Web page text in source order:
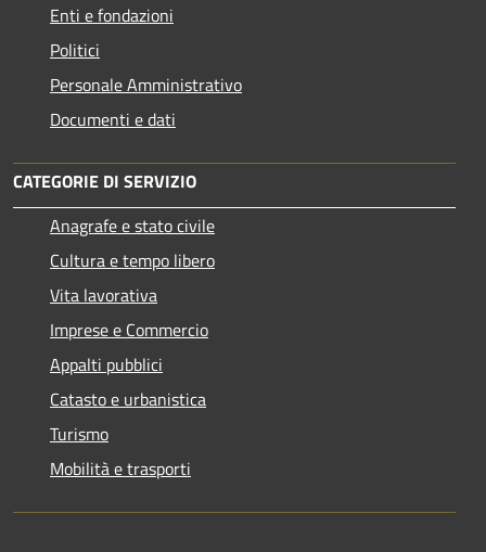
Enti e fondazioni
Politici
Personale Amministrativo
Documenti e dati
CATEGORIE DI SERVIZIO
Anagrafe e stato civile
Cultura e tempo libero
Vita lavorativa
Imprese e Commercio
Appalti pubblici
Catasto e urbanistica
Turismo
Mobilità e trasporti